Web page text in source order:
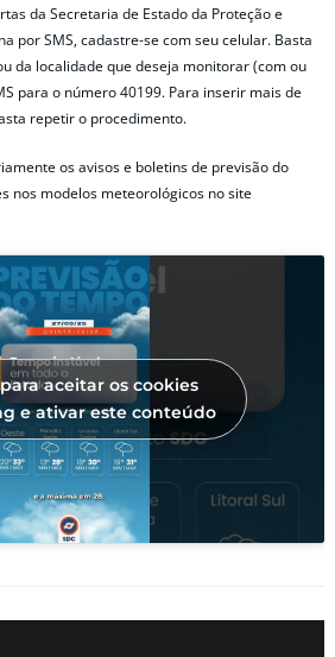
da Secretaria de Estado da Proteção e
por SMS, cadastre-se com seu celular. Basta
da localidade que deseja monitorar (com ou
para o número 40199. Para inserir mais de
repetir o procedimento.
os avisos e boletins de previsão do
nos modelos meteorológicos no site
aceitar os cookies
e ativar este conteúdo